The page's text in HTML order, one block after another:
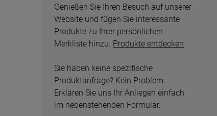
Genießen Sie Ihren Besuch auf unserer
Website und fügen Sie interessante
Produkte zu Ihrer persönlichen
Merkliste hinzu. Produkte entdecken
Sie haben keine spezifische
Produktanfrage? Kein Problem.
Erklären Sie uns Ihr Anliegen einfach
im nebenstehenden Formular.